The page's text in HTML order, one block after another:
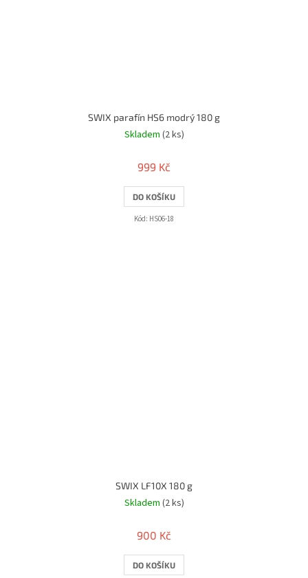
SWIX parafín HS6 modrý 180 g
Skladem (2 ks)
999 Kč
DO KOŠÍKU
Kód: HS06-18
SWIX LF10X 180 g
Skladem (2 ks)
900 Kč
DO KOŠÍKU